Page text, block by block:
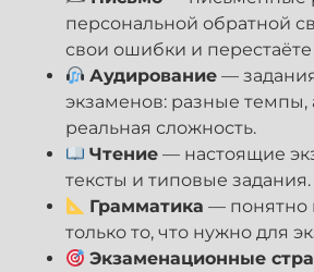
персональной обратной
свои ошибки и перестаёте
Аудирование —
экзаменов: разные темпы,
реальная сложность.
Чтение — настоящие
тексты и типовые задания.
Грамматика — понятно
только то, что нужно для
Экзаменационные